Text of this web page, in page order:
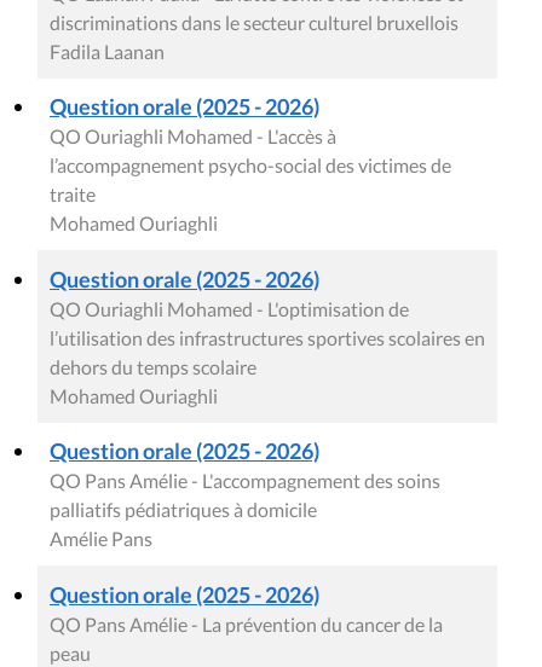
discriminations dans le secteur culturel bruxellois
Fadila Laanan
Question orale (2025 - 2026)
QO Ouriaghli Mohamed - L'accès à
l’accompagnement psycho-social des victimes de
traite
Mohamed Ouriaghli
Question orale (2025 - 2026)
QO Ouriaghli Mohamed - L'optimisation de
l’utilisation des infrastructures sportives scolaires en
dehors du temps scolaire
Mohamed Ouriaghli
Question orale (2025 - 2026)
QO Pans Amélie - L'accompagnement des soins
palliatifs pédiatriques à domicile
Amélie Pans
Question orale (2025 - 2026)
QO Pans Amélie - La prévention du cancer de la
peau